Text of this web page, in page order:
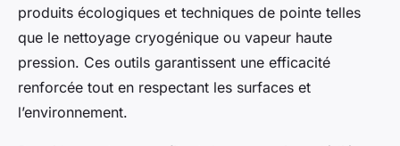
produits écologiques et techniques de pointe telles
que le nettoyage cryogénique ou vapeur haute
pression. Ces outils garantissent une efficacité
renforcée tout en respectant les surfaces et
l’environnement.